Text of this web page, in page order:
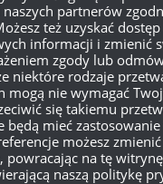
naszych partnerów
też uzyskać
informacji i zmienić
zgody lub
niektóre rodzaje
mogą nie wymagać
się takiemu
będą mieć
możesz
powracając na tę
naszą politykę